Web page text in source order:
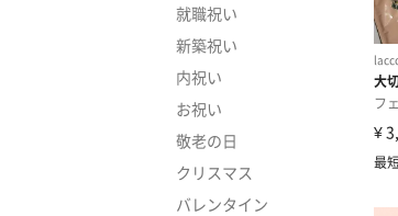
就職祝い
新築祝い
内祝い
お祝い
敬老の日
クリスマス
バレンタイン